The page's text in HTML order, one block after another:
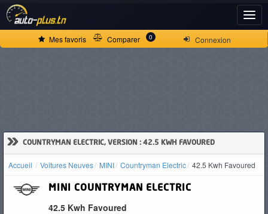
Connexion
Mes favoris Comparer 0
» COUNTRYMAN ELECTRIC, VERSION : 42.5 KWH FAVOURED
Accueil Voitures Neuves MINI Countryman Electric 42.5 Kwh Favoured
MINI COUNTRYMAN ELECTRIC
42.5 Kwh Favoured
ACCUEIL
D'OCCASION